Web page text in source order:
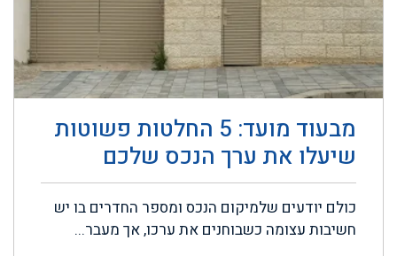
מבעוד מועד: 5 החלטות פשוטות
שיעלו את ערך הנכס שלכם
כולם יודעים שלמיקום הנכס ומספר החדרים בו יש
חשיבות עצומה כשבוחנים את ערכו, אך מעבר...